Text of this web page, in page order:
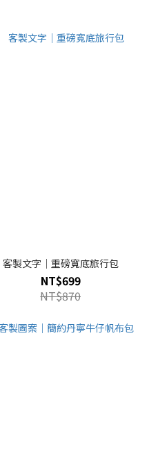
客製文字｜重磅寬底旅行包
NT$699
NT$870